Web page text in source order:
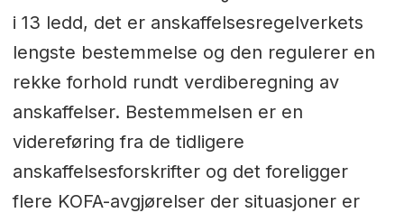
i 13 ledd, det er anskaffelsesregelverkets
lengste bestemmelse og den regulerer en
rekke forhold rundt verdiberegning av
anskaffelser. Bestemmelsen er en
videreføring fra de tidligere
anskaffelsesforskrifter og det foreligger
flere KOFA-avgjørelser der situasjoner er